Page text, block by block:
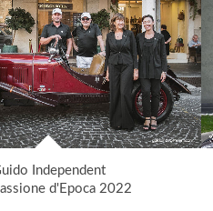
Independent
d'Epoca 2022